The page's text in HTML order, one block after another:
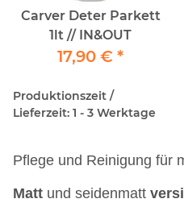
Carver Deter Parkett
1lt // IN&OUT
17,90 € *
Produktionszeit /
Lieferzeit: 1 - 3 Werktage
Pflege und Reinigung für
Matt und seidenmatt